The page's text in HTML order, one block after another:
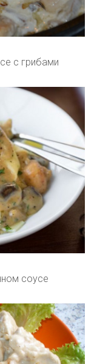
с грибами
соусе